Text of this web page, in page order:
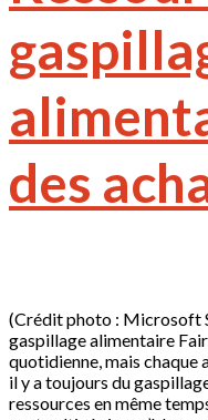
des
(Crédit photo : Microsoft
gaspillage alimentaire
quotidienne, mais chaque
il y a toujours du
ressources en même